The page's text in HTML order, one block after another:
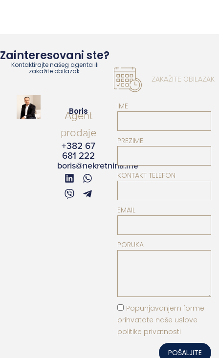
Zainteresovani ste?
Kontaktirajte našeg agenta ili
zakažite obilazak.
Boris
Agent
prodaje
+382 67
681 222
boris@nekretnina.me
ZAKAŽITE OBILAZAK
IME
PREZIME
KONTAKT TELEFON
EMAIL
PORUKA
Popunjavanjem forme
prihvatate naše uslove
politike privatnosti
POŠALJITE